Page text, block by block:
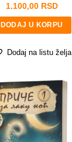
1.100,00 RSD
DODAJ U KORPU
Dodaj na listu želja